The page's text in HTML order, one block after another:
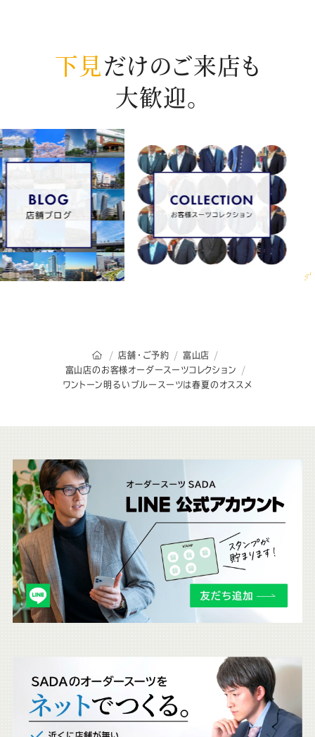
下見だけのご来店も
大歓迎。
オーダースーツSADAのトップページ
店舗・ご予約
富山店
富山店のお客様オーダースーツコレクション
ワントーン明るいブルースーツは春夏のオススメ
こ
ち
ら
も
チ
ェ